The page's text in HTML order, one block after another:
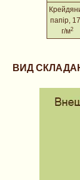
папір,
г/м2
ВИД